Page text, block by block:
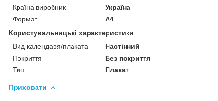
Країна виробник
Україна
Формат
A4
Користувальницькі характеристики
Вид календаря/плаката
Настінний
Покриття
Без покриття
Тип
Плакат
Приховати